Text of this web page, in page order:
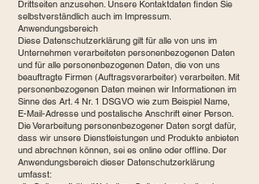
Drittseiten anzusehen. Unsere Kontaktdaten finden Sie
selbstverständlich auch im Impressum.
Anwendungsbereich
Diese Datenschutzerklärung gilt für alle von uns im
Unternehmen verarbeiteten personenbezogenen Daten
und für alle personenbezogenen Daten, die von uns
beauftragte Firmen (Auftragsverarbeiter) verarbeiten. Mit
personenbezogenen Daten meinen wir Informationen im
Sinne des Art. 4 Nr. 1 DSGVO wie zum Beispiel Name,
E-Mail-Adresse und postalische Anschrift einer Person.
Die Verarbeitung personenbezogener Daten sorgt dafür,
dass wir unsere Dienstleistungen und Produkte anbieten
und abrechnen können, sei es online oder offline. Der
Anwendungsbereich dieser Datenschutzerklärung
umfasst: